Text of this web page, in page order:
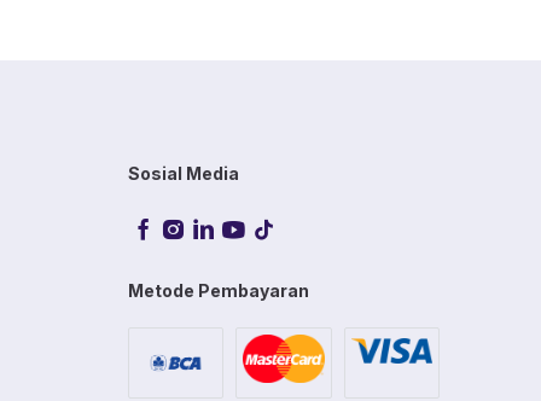
Sosial Media
Metode Pembayaran